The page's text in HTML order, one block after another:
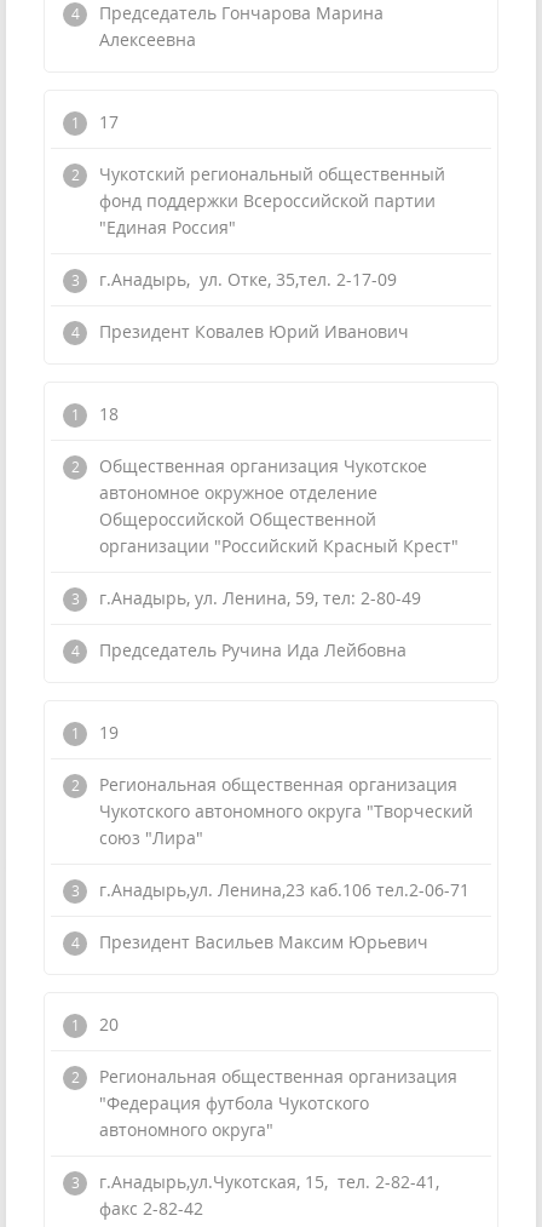
Председатель Гончарова Марина
Алексеевна
17
Чукотский региональный общественный
фонд поддержки Всероссийской партии
"Единая Россия"
г.Анадырь, ул. Отке, 35,тел. 2-17-09
Президент Ковалев Юрий Иванович
18
Общественная организация Чукотское
автономное окружное отделение
Общероссийской Общественной
организации "Российский Красный Крест"
г.Анадырь, ул. Ленина, 59, тел: 2-80-49
Председатель Ручина Ида Лейбовна
19
Региональная общественная организация
Чукотского автономного округа "Творческий
союз "Лира"
г.Анадырь,ул. Ленина,23 каб.106 тел.2-06-71
Президент Васильев Максим Юрьевич
20
Региональная общественная организация
"Федерация футбола Чукотского
автономного округа"
г.Анадырь,ул.Чукотская, 15, тел. 2-82-41,
факс 2-82-42